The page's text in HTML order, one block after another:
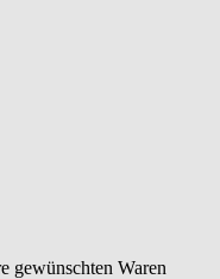
gewünschten Waren